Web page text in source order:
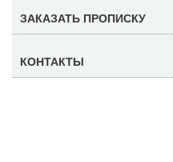
ЗАКАЗАТЬ ПРОПИСКУ
КОНТАКТЫ